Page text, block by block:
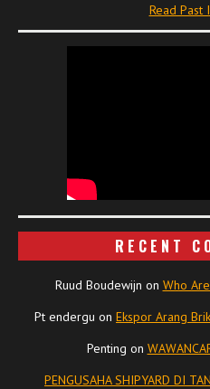
Read Past
RECENT
Ruud Boudewijn on Who
Pt endergu on Ekspor Arang
Penting on
PENGUSAHA SHIPYARD DI